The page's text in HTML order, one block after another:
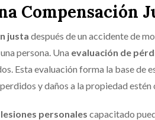
Compensación
justa después de un accidente de
persona. Una evaluación de
Esta evaluación forma la base de
y daños a la propiedad estén
personales capacitado